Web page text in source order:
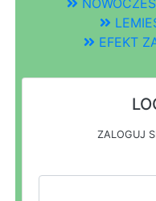
EFEKT
ZALOGUJ